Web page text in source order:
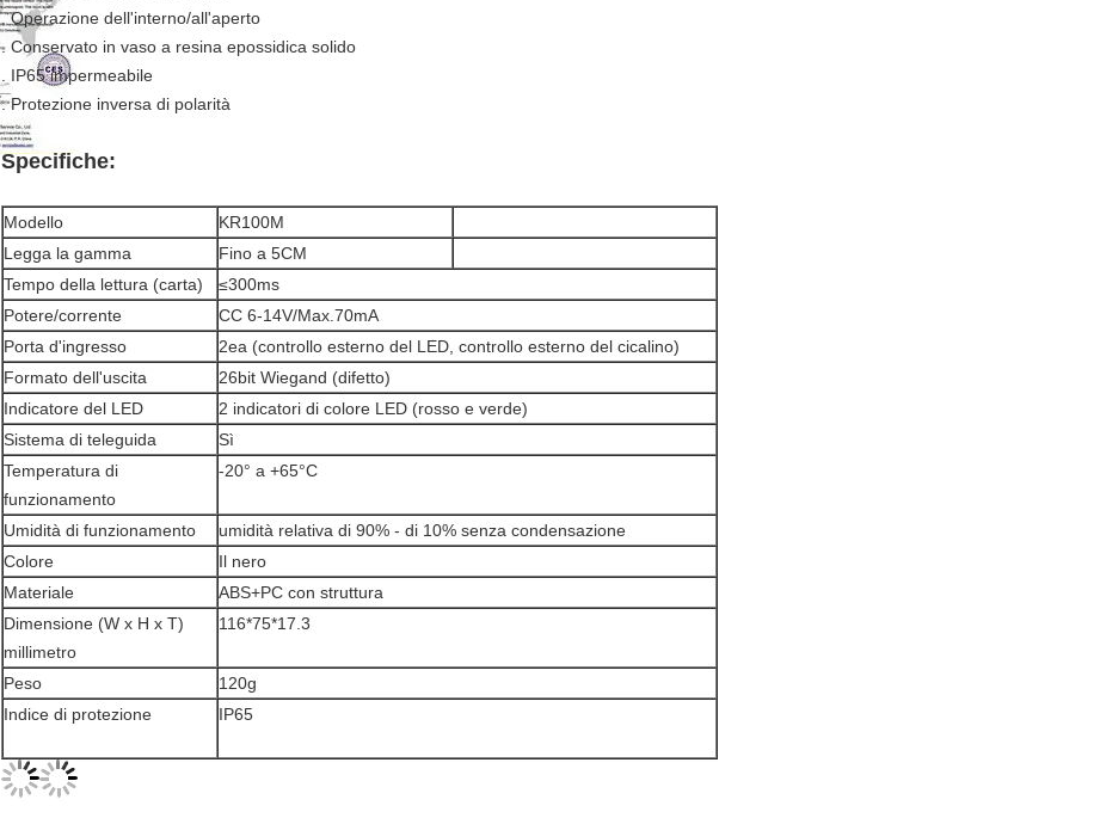
. Operazione dell'interno/all'aperto
. Conservato in vaso a resina epossidica solido
. IP65 impermeabile
. Protezione inversa di polarità
Specifiche:
Modello
KR100M
Legga la gamma
Fino a 5CM
Tempo della lettura (carta)
≤300ms
Potere/corrente
CC 6-14V/Max.70mA
Porta d'ingresso
2ea (controllo esterno del LED, controllo esterno del cicalino)
Formato dell'uscita
26bit Wiegand (difetto)
Indicatore del LED
2 indicatori di colore LED (rosso e verde)
Sistema di teleguida
Sì
Temperatura di
funzionamento
-20° a +65°C
Umidità di funzionamento
umidità relativa di 90% - di 10% senza condensazione
Colore
Il nero
Materiale
ABS+PC con struttura
Dimensione (W x H x T)
millimetro
116*75*17.3
Peso
120g
Indice di protezione
IP65